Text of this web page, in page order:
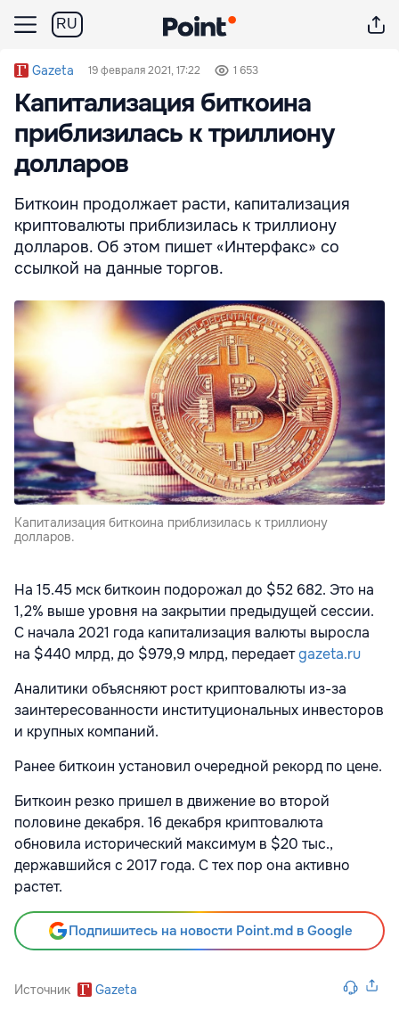
RU
Gazeta 19 февраля 2021, 17:22 1 653
Капитализация биткоина
приблизилась к триллиону
долларов
Биткоин продолжает расти, капитализация
криптовалюты приблизилась к триллиону
долларов. Об этом пишет «Интерфакс» со
ссылкой на данные торгов.
Капитализация биткоина приблизилась к триллиону
долларов.
На 15.45 мск биткоин подорожал до $52 682. Это на
1,2% выше уровня на закрытии предыдущей сессии.
С начала 2021 года капитализация валюты выросла
на $440 млрд, до $979,9 млрд, передаетgazeta.ru
Аналитики объясняют рост криптовалюты из-за
заинтересованности институциональных инвесторов
и крупных компаний.
Ранее биткоин установил очередной рекорд по цене.
Биткоин резко пришел в движение во второй
половине декабря. 16 декабря криптовалюта
обновила исторический максимум в $20 тыс.,
державшийся с 2017 года. С тех пор она активно
растет.
Подпишитесь на новости Point.md в Google
Источник Gazeta